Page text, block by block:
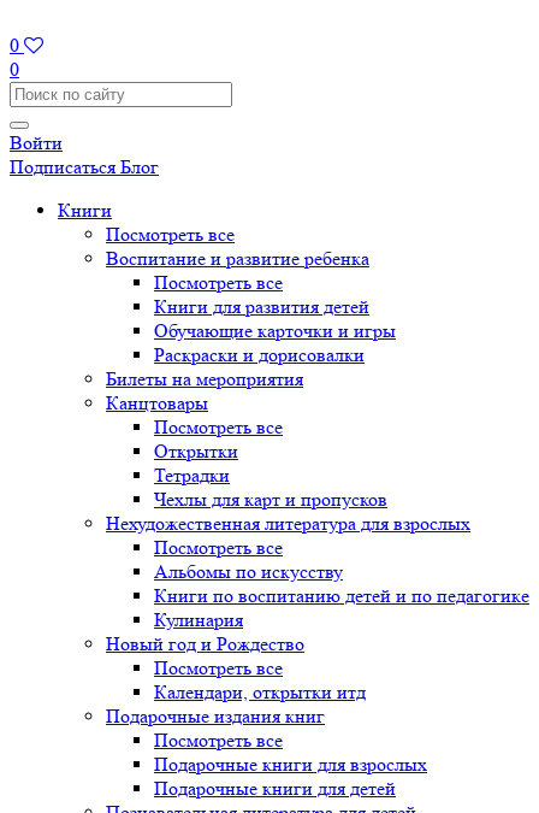
0
0
Войти
Подписаться Блог
Книги
Посмотреть все
Воспитание и развитие ребенка
Посмотреть все
Книги для развития детей
Обучающие карточки и игры
Раскраски и дорисовалки
Билеты на мероприятия
Канцтовары
Посмотреть все
Открытки
Тетрадки
Чехлы для карт и пропусков
Нехудожественная литература для взрослых
Посмотреть все
Альбомы по искусству
Книги по воспитанию детей и по педагогике
Кулинария
Новый год и Рождество
Посмотреть все
Календари, открытки итд
Подарочные издания книг
Посмотреть все
Подарочные книги для взрослых
Подарочные книги для детей